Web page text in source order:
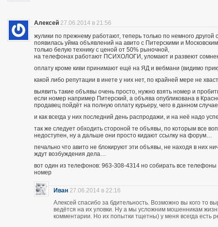
Алексей 27.06.2014 в 21:56
жулики по прежнему работают, теперь только по немного другой
появилась уйма объявлений на авито с Питерскими и
только белую технику с ценой от 50% рыночной,
на телефонах работают ПСИХОЛОГИ, уломают и развеют
оплату кроме киви принимают ещё на ЯД и вебмани (видимо
какой либо репутации в инете у них нет, по крайней мере не
выявить такие объявы очень просто, нужно взять номер и
если номер например Питерский, а объява опубликована в
продавец пойдёт на полную оплату курьеру, чего в данном
и как всегда у них последний день распродажи, и на неё надо
так же следует обходить стороной те объявы, по которым все
недоступен, ну а дальше они просто кидают ссылку на форум…
печально что авито не блокируют эти объявы, не находя в них
ждут возбуждения дела…
вот один из телефонов: 963-308-4314 но собирать все
номер
Иван 27.06.2014 в 22:16
Алексей спасибо за бдительность. Возможно вы кого то
ведётся на их уловки. Ну а мы усложним мошенникам
комментарии. Но их попытки тщетны) у меня всегда есть